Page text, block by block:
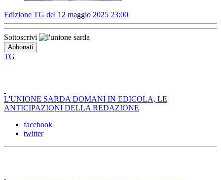
Edizione TG del 12 maggio 2025 23:00
Sottoscrivi
TG
L'UNIONE SARDA DOMANI IN EDICOLA, LE
ANTICIPAZIONI DELLA REDAZIONE
facebook
twitter